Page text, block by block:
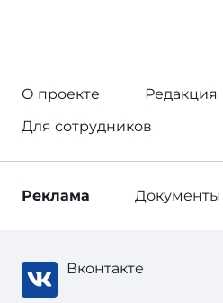
О проекте
Редакция
Для сотрудников
Реклама Документы
Вконтакте